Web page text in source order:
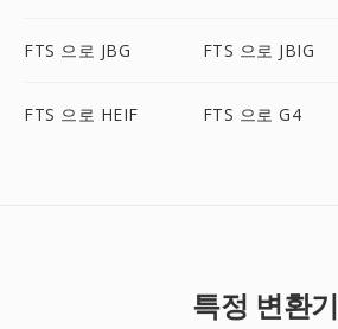
FTS 으로 JBG FTS 으로 JBIG
FTS 으로 HEIF FTS 으로 G4
특정 변환기